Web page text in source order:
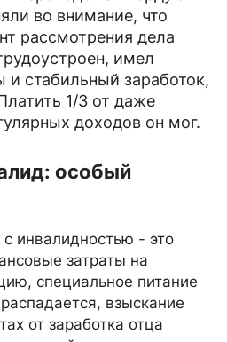
во внимание, что
рассмотрения дела
имел
и стабильный заработок,
1/3 от даже
доходов он мог.
особый
инвалидностью - это
затраты на
специальное питание
взыскание
от заработка отца